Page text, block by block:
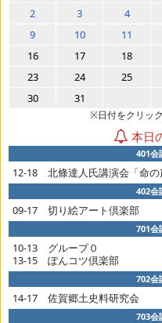
2
3 4
9
10 11
16
17 18
23
24 25
30
31
※日付をクリッ
本日
401会
12-18 北條達人氏講演会「命の
402会
09-17 切り絵アート倶楽部
701会
10-13 グループ０
13-15 ぽんコツ倶楽部
702会
14-17 佐賀郷土史料研究会
703会